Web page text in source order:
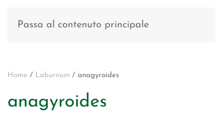
Passa al contenuto principale
Home / Laburnum / anagyroides
anagyroides